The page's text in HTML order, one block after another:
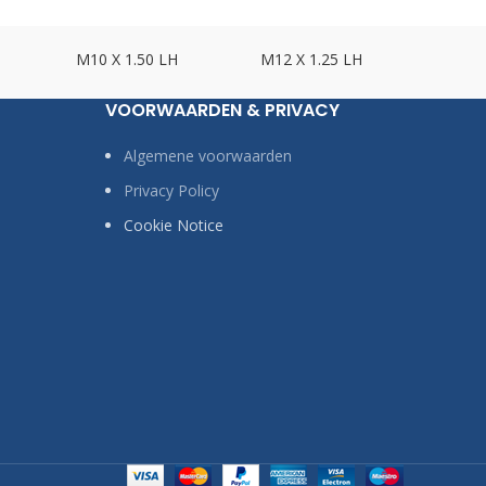
M10 X 1.50 LH M12 X 1.25 LH
VOORWAARDEN & PRIVACY
Algemene voorwaarden
Privacy Policy
Cookie Notice